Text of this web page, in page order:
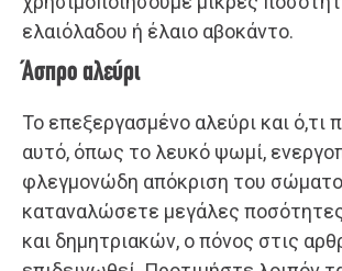
ελαιόλαδου ή έλαιο αβοκάντο.
Άσπρο αλεύρι
Το επεξεργασμένο αλεύρι και ό,τι
αυτό, όπως το λευκό ψωμί,
φλεγμονώδη απόκριση του
καταναλώσετε μεγάλες
και δημητριακών, ο πόνος στις